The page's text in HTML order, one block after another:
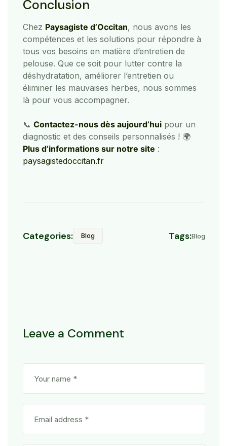
Conclusion
Chez Paysagiste d’Occitan, nous avons les
compétences et les solutions pour répondre à
tous vos besoins en matière d’entretien de
pelouse. Que ce soit pour lutter contre la
déshydratation, améliorer l’entretien ou
éliminer les mauvaises herbes, nous sommes
là pour vous accompagner.
📞 Contactez-nous dès aujourd’hui pour un
diagnostic et des conseils personnalisés ! 🌍
Plus d’informations sur notre site :
paysagistedoccitan.fr
Categories: Blog Tags:Blog
Leave a Comment